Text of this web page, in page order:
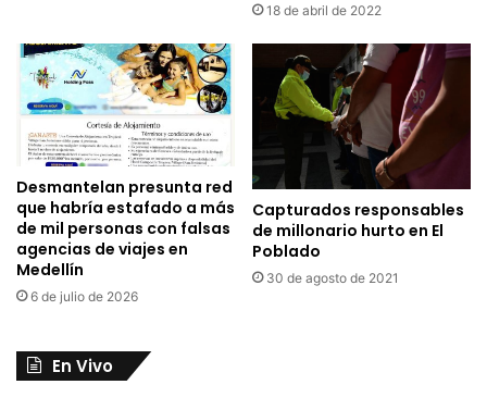
18 de abril de 2022
Desmantelan presunta red
que habría estafado a más
de mil personas con falsas
agencias de viajes en
Medellín
6 de julio de 2026
Capturados responsables
de millonario hurto en El
Poblado
30 de agosto de 2021
En Vivo